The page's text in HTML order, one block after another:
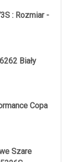
: Rozmiar -
Biały
Copa
Szare